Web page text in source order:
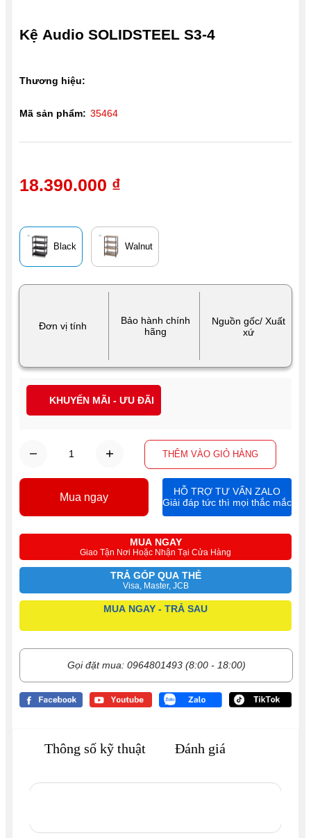
Đơn vị tính
Bảo hành chính
hãng
Nguồn gốc/ Xuất
xứ
Kệ Audio SOLIDSTEEL S3-4
Black Walnut
THÊM VÀO GIỎ HÀNG
MUA NGAY
Giao Tận Nơi Hoặc Nhận Tại Cửa Hàng
TRẢ GÓP QUA THẺ
Visa, Master, JCB
MUA NGAY - TRẢ SAU
Gọi đặt mua: 0964801493 (8:00 - 18:00)
18.390.000 ₫
Thương hiệu:
Mã sản phẩm: 35464
Mua ngay
HỖ TRỢ TƯ VẤN ZALO
Giải đáp tức thì mọi thắc mắc
KHUYẾN MÃI - ƯU ĐÃI
Thông số kỹ thuật Đánh giá